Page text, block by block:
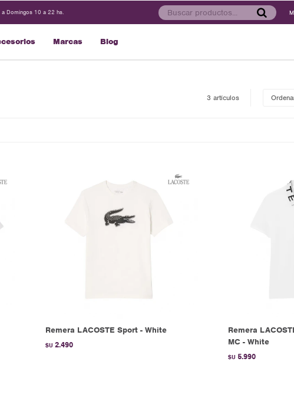
Marcas Blog
Domingos 10 a 22 hs.
3 artículos
Remera LACOSTE Sport - White
$U 2.490
Remera
MC - White
$U 5.990